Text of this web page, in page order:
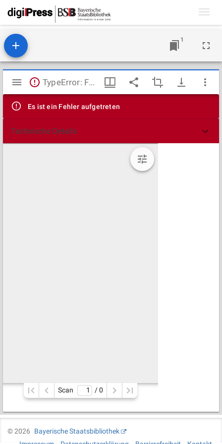
1
Mirador
Viewer
TypeError: Failed to fetch
Es ist ein Fehler aufgetreten
Technische Details
Scan / 0
©2026
Bayerische Staatsbibliothek